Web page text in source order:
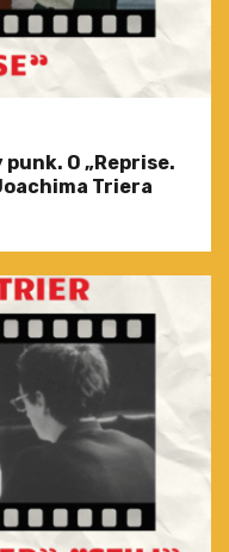
O „Reprise.
Triera